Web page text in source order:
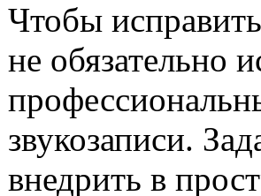
Чтобы
не обязательно
звукозаписи.
внедрить в